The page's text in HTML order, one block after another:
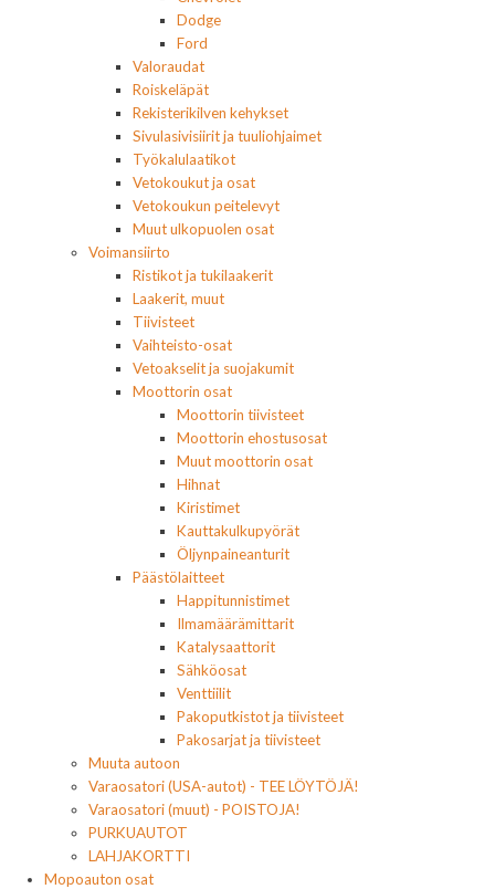
Dodge
Ford
Valoraudat
Roiskeläpät
Rekisterikilven kehykset
Sivulasivisiirit ja tuuliohjaimet
Työkalulaatikot
Vetokoukut ja osat
Vetokoukun peitelevyt
Muut ulkopuolen osat
Voimansiirto
Ristikot ja tukilaakerit
Laakerit, muut
Tiivisteet
Vaihteisto-osat
Vetoakselit ja suojakumit
Moottorin osat
Moottorin tiivisteet
Moottorin ehostusosat
Muut moottorin osat
Hihnat
Kiristimet
Kauttakulkupyörät
Öljynpaineanturit
Päästölaitteet
Happitunnistimet
Ilmamäärämittarit
Katalysaattorit
Sähköosat
Venttiilit
Pakoputkistot ja tiivisteet
Pakosarjat ja tiivisteet
Muuta autoon
Varaosatori (USA-autot) - TEE LÖYTÖJÄ!
Varaosatori (muut) - POISTOJA!
PURKUAUTOT
LAHJAKORTTI
Mopoauton osat